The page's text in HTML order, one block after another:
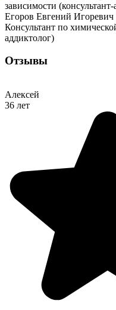
Егоров Евгений Игоревич
Консультант по
аддиктолог)
Отзывы
Алексей
36 лет